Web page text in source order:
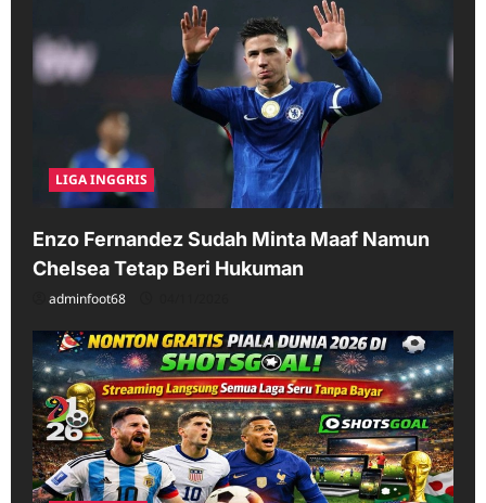
LIGA INGGRIS
Enzo Fernandez Sudah Minta Maaf Namun
Chelsea Tetap Beri Hukuman
adminfoot68